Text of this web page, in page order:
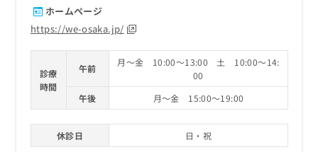
ホームページ
https://we-osaka.jp/
診療
時間
午前
月～金 10:00～13:00 土 10:00～14:
00
午後
月～金 15:00～19:00
休診日 日・祝